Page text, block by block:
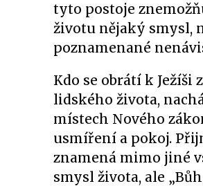
tyto postoje
životu nějaký smysl,
poznamenané
Kdo se obrátí k Ježíši
lidského života,
místech Nového
usmíření a pokoj.
znamená mimo jiné
smysl života, ale